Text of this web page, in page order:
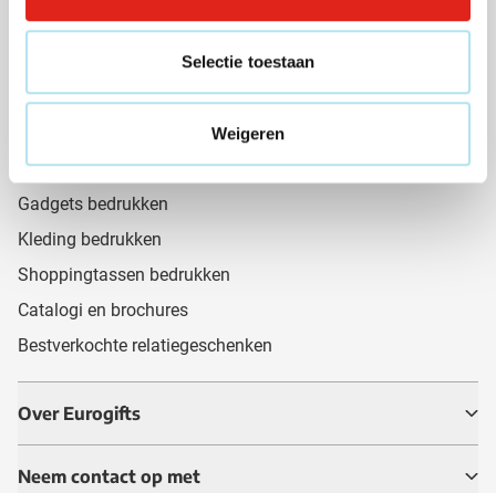
Selectie toestaan
Weigeren
Cadeaus van de maand 🎁
Aanstekers bedrukken
Koffietassen bedrukken
Gadgets bedrukken
Kleding bedrukken
Shoppingtassen bedrukken
Catalogi en brochures
Bestverkochte relatiegeschenken
Over Eurogifts
Neem contact op met